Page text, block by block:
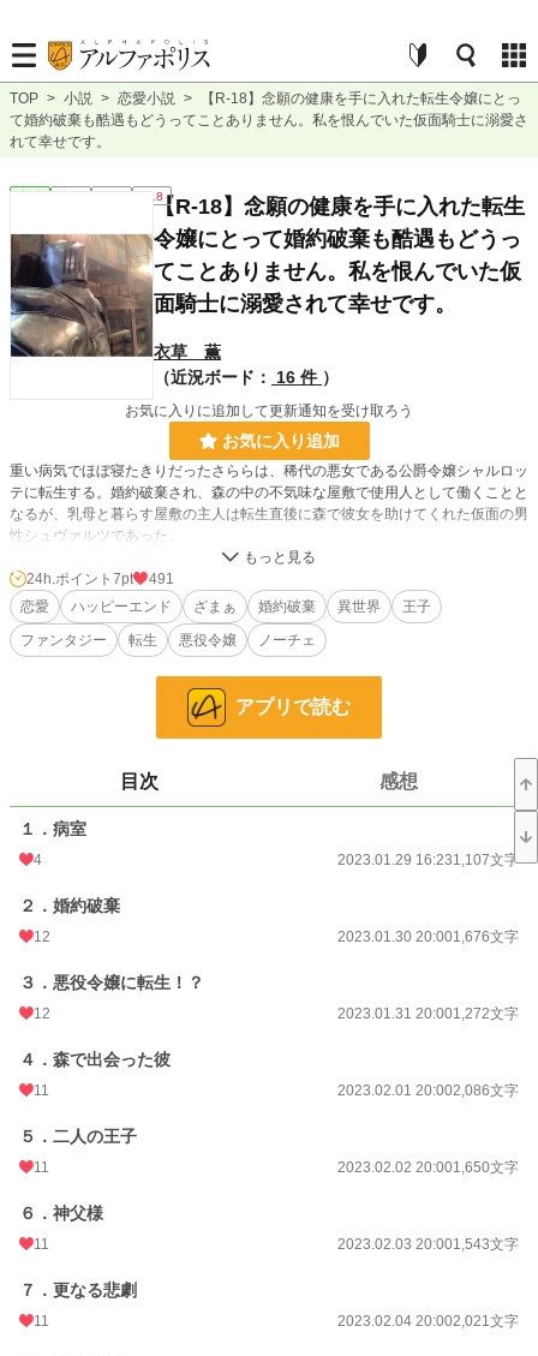
TOP > 小説 > 恋愛小説 >
【R-18】念願の健康を手に入れた転生令嬢にとっ
て婚約破棄も酷遇もどうってことありません。私を恨んでいた仮面騎士に溺愛さ
れて幸せです。
R18【R-18】念願の健康を手に入れた転生
令嬢にとって婚約破棄も酷遇もどうっ
てことありません。私を恨んでいた仮
面騎士に溺愛されて幸せです。
衣草 薫
（近況ボード：
16 件 ）
お気に入りに追加して更新通知を受け取ろう
お気に入り追加
重い病気でほぼ寝たきりだったさららは、稀代の悪女である公爵令嬢シャルロッ
テに転生する。婚約破棄され、森の中の不気味な屋敷で使用人として働くことと
なるが、乳母と暮らす屋敷の主人は転生直後に森で彼女を助けてくれた仮面の男
性シュヴァルツであった。
彼との再会を喜ぶシャルロッテだが、「俺は貴様が大嫌いだ」「復讐のために貴
様をこの屋敷へ雇った」と言われ、処女だと信じてもらえないまま強引に抱かれ
る。
それでもシャルロッテはシュヴァルツが好きで彼に尽くそうとし、明るく健気に
使用人としての暮らしを楽しむ。自由に歩ける、走れる、誰かのために働ける。
シュヴァルツが彼女を恨む理由は……？仮面の下の彼の素顔とは……？
恋愛 15,842 位 / 66,363 件
文字数
更新日時 2023.02.26 19:00
初回公開日時
初回完結日時 2023.02.26 19:05
週間ポイント
月間ポイント 308 pt (43,259 位)
累計ポイント
24h.ポイント 7pt
491
恋愛
ハッピーエンド ざまぁ 婚約破棄 異世界
王子
ファンタジー
転生 悪役令嬢 ノーチェ
アプリで読む
目次 感想
１．病室
4 2023.01.29 16:231,107文字
２．婚約破棄
12 2023.01.30 20:001,676文字
３．悪役令嬢に転生！？
12 2023.01.31 20:001,272文字
４．森で出会った彼
11 2023.02.01 20:002,086文字
５．二人の王子
11 2023.02.02 20:001,650文字
６．神父様
11 2023.02.03 20:001,543文字
７．更なる悲劇
11 2023.02.04 20:002,021文字